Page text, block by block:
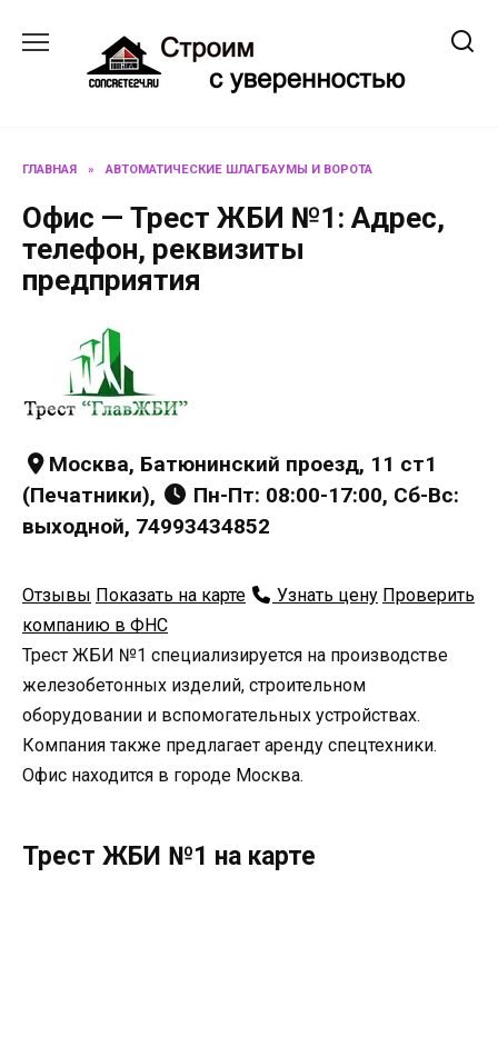
содержанию
ГЛАВНАЯ » АВТОМАТИЧЕСКИЕ ШЛАГБАУМЫ И ВОРОТА
Офис — Трест ЖБИ №1: Адрес,
телефон, реквизиты
предприятия
Москва, Батюнинский проезд, 11 ст1
(Печатники),
Пн-Пт: 08:00-17:00, Сб-Вс:
выходной, 74993434852
Отзывы Показать на карте Узнать цену Проверить
компанию в ФНС
Трест ЖБИ №1 специализируется на производстве
железобетонных изделий, строительном
оборудовании и вспомогательных устройствах.
Компания также предлагает аренду спецтехники.
Офис находится в городе Москва.
Трест ЖБИ №1 на карте